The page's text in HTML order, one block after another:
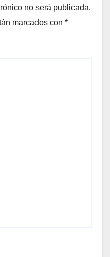
no será publicada.
marcados con *